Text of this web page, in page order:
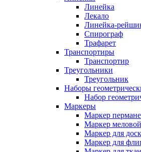
Линейка
Лекало
Линейка-
Спирограф
Трафарет
Транспортиры
Транспортир
Треугольники
Треугольник
Наборы
Набор
Маркеры
Маркер
Маркер меловой
Маркер для
Маркер для